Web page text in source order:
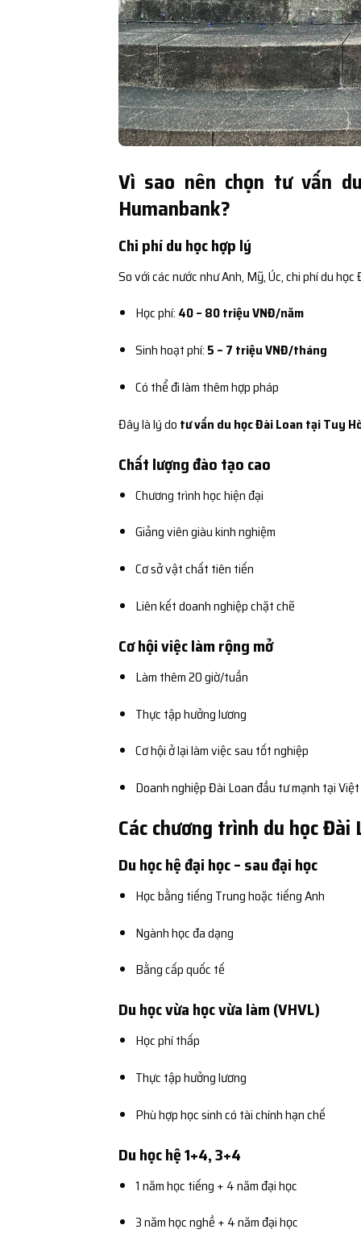
Vì sao nên chọn tư vấn
Humanbank?
Chi phí du học hợp lý
So với các nước như Anh, Mỹ, Úc, chi phí du
Học phí: 40 – 80 triệu VNĐ/năm
Sinh hoạt phí: 5 – 7 triệu VNĐ/tháng
Có thể đi làm thêm hợp pháp
Đây là lý do tư vấn du học Đài Loan tại Tuy
Chất lượng đào tạo cao
Chương trình học hiện đại
Giảng viên giàu kinh nghiệm
Cơ sở vật chất tiên tiến
Liên kết doanh nghiệp chặt chẽ
Cơ hội việc làm rộng mở
Làm thêm 20 giờ/tuần
Thực tập hưởng lương
Cơ hội ở lại làm việc sau tốt nghiệp
Doanh nghiệp Đài Loan đầu tư mạnh tại
Các chương trình du học Đài
Du học hệ đại học – sau đại học
Học bằng tiếng Trung hoặc tiếng Anh
Ngành học đa dạng
Bằng cấp quốc tế
Du học vừa học vừa làm (VHVL)
Học phí thấp
Thực tập hưởng lương
Phù hợp học sinh có tài chính hạn chế
Du học hệ 1+4, 3+4
1 năm học tiếng + 4 năm đại học
3 năm học nghề + 4 năm đại học